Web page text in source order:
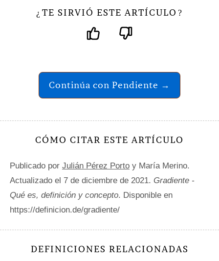
¿ TE SIRVIÓ ESTE ARTÍCULO ?
Continúa con Pendiente →
CÓMO CITAR ESTE ARTÍCULO
Publicado por Julián Pérez Porto y María Merino.
Actualizado el 7 de diciembre de 2021. Gradiente -
Qué es, definición y concepto. Disponible en
https://definicion.de/gradiente/
DEFINICIONES RELACIONADAS